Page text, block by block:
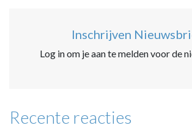
Inschrijven
Log in om je aan te melden voor de
Recente reacties